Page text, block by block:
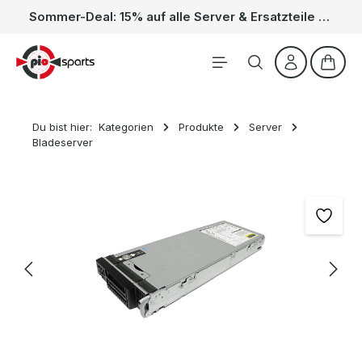
Zum Hauptinhalt springen Sommer-Deal: 15% auf alle Server & Ersatzteile – Kein Code nötig, der Rabatt wird automatisch im Warenkorb abgezogen. Gültig vom 01.06. bis 31.08.
Du bist hier: Kategorien Produkte
Server
Bladeserver